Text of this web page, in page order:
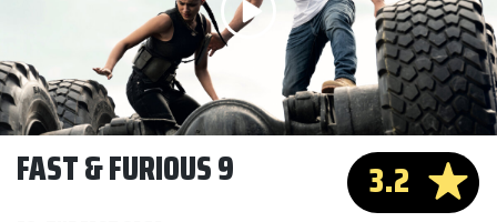
Om
Scope
3.2
FAST & FURIOUS 9